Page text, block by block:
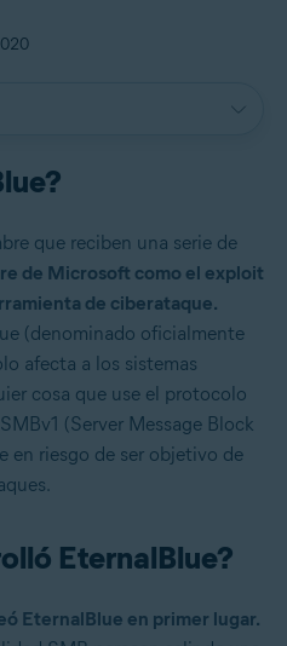
que reciben una serie de
de Microsoft como el exploit
de ciberataque.
(denominado oficialmente
afecta a los sistemas
cosa que use el protocolo
(Server Message Block
en riesgo de ser objetivo de
EternalBlue?
EternalBlue en primer lugar.